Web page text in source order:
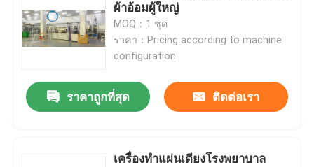
ผ้าอ้อมผู้ใหญ่
MOQ：1 ชุด
ราคา：Pricing according to machine
configuration
ราคาถูกที่สุด ติดต่อเรา
เครื่องทำแผ่นเตียงโรงพยาบาล